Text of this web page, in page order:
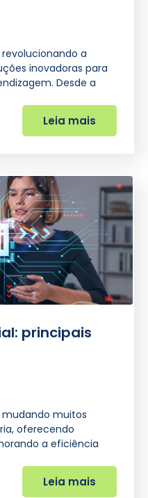
a
inovadoras para
Desde a
Leia mais
principais
muitos
oferecendo
a eficiência
Leia mais